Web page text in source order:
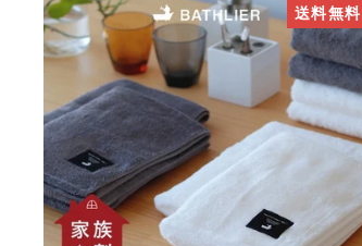
送料無料